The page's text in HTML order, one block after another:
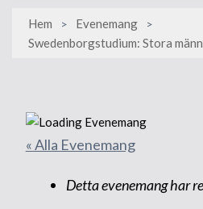
Hem
Evenemang
Swedenborgstudium: Stora
« Alla Evenemang
Detta evenemang har